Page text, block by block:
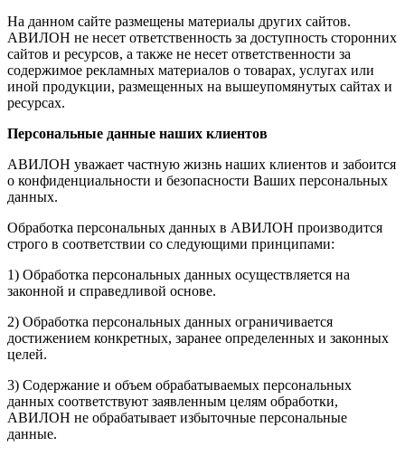
На данном сайте размещены материалы других сайтов.
АВИЛОН не несет ответственность за доступность сторонних
сайтов и ресурсов, а также не несет ответственности за
содержимое рекламных материалов о товарах, услугах или
иной продукции, размещенных на вышеупомянутых сайтах и
ресурсах.
Персональные данные наших клиентов
АВИЛОН уважает частную жизнь наших клиентов и забоится
о конфиденциальности и безопасности Ваших персональных
данных.
Обработка персональных данных в АВИЛОН производится
строго в соответствии со следующими принципами:
1) Обработка персональных данных осуществляется на
законной и справедливой основе.
2) Обработка персональных данных ограничивается
достижением конкретных, заранее определенных и законных
целей.
3) Содержание и объем обрабатываемых персональных
данных соответствуют заявленным целям обработки,
АВИЛОН не обрабатывает избыточные персональные
данные.